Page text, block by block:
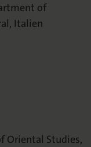
of
Italien
Oriental Studies,